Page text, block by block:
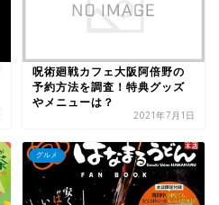
呪術廻戦カフェ大阪阿倍野の
予約方法を調査！特典グッズ
やメニューは？
2021年7月1日
グルメ